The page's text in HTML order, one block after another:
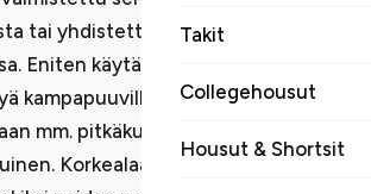
Takit
Collegehousut
Housut & Shortsit
tai yhdistettynä mm. Tencel® ja
Eniten käytämme (luomu)
kampapuuvillaa, joka on
mm. pitkäkuituinen, kestävä ja
Korkealaatuisen puuvillan